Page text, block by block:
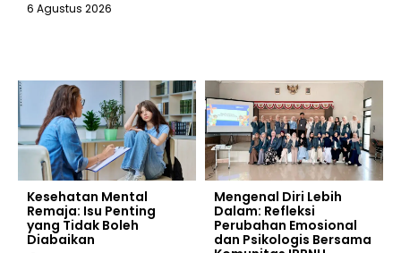
6 Agustus 2026
Kesehatan Mental
Remaja: Isu Penting
yang Tidak Boleh
Diabaikan
Mengenal Diri Lebih
Dalam: Refleksi
Perubahan Emosional
dan Psikologis Bersama